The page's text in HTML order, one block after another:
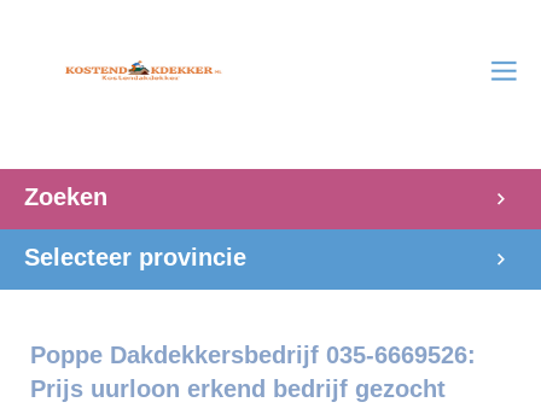
Zoeken
Selecteer provincie
Poppe Dakdekkersbedrijf 035-6669526:
Prijs uurloon erkend bedrijf gezocht